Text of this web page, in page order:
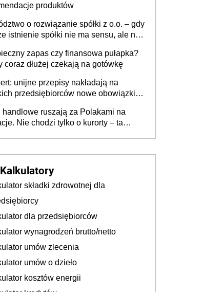
produktów
o rozwiązanie spółki z o.o. – gdy
istnienie spółki nie ma sensu, ale nie
zapas czy finansowa pułapka?
coraz dłużej czekają na gotówkę
unijne przepisy nakładają na
przedsiębiorców nowe obowiązki w
handlowe ruszają za Polakami na
Nie chodzi tylko o kurorty – ta
Kalkulatory
składki zdrowotnej dla
dla przedsiębiorców
wynagrodzeń brutto/netto
umów zlecenia
umów o dzieło
kosztów energii